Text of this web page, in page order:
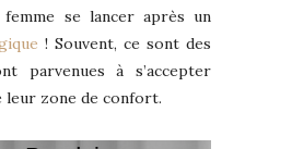
femme se lancer après un
! Souvent, ce sont des
parvenues à s’accepter
leur zone de confort.